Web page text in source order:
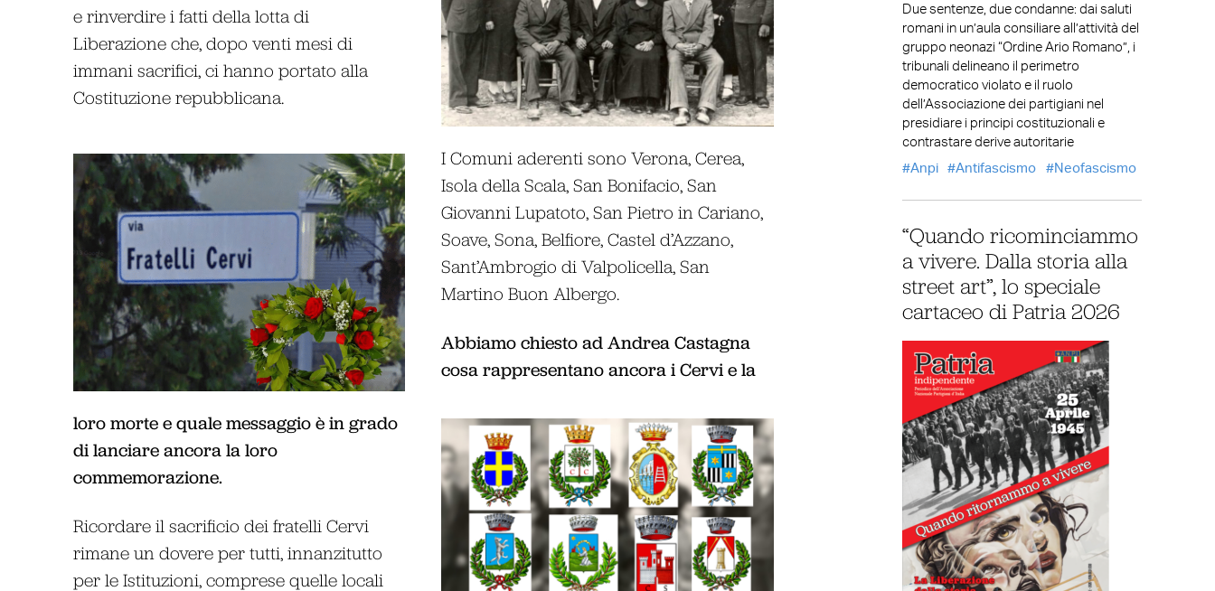
e rinverdire i fatti della lotta di
Liberazione che, dopo venti mesi di
immani sacrifici, ci hanno portato alla
Costituzione repubblicana.
I Comuni aderenti sono Verona, Cerea,
Isola della Scala, San Bonifacio, San
Giovanni Lupatoto, San Pietro in Cariano,
Soave, Sona, Belfiore, Castel d’Azzano,
Sant’Ambrogio di Valpolicella, San
Martino Buon Albergo.
Abbiamo chiesto ad Andrea Castagna
cosa rappresentano ancora i Cervi e la
loro morte e quale messaggio è in grado
di lanciare ancora la loro
commemorazione.
Ricordare il sacrificio dei fratelli Cervi
rimane un dovere per tutti, innanzitutto
per le Istituzioni, comprese quelle locali
Due sentenze, due condanne: dai saluti
romani in un’aula consiliare all’attività del
gruppo neonazi “Ordine Ario Romano”, i
tribunali delineano il perimetro
democratico violato e il ruolo
dell’Associazione dei partigiani nel
presidiare i principi costituzionali e
contrastare derive autoritarie
Anpi
Antifascismo Neofascismo
“Quando ricominciammo
a vivere. Dalla storia alla
street art”, lo speciale
cartaceo di Patria 2026